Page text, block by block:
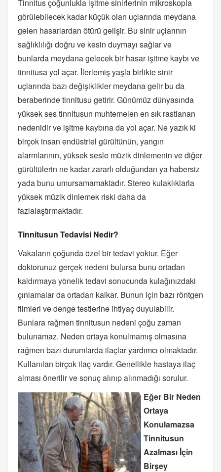
Tinnitus çoğunlukla işitme sinirlerinin mikroskopla
görülebilecek kadar küçük olan uçlarında meydana
gelen hasarlardan ötürü gelişir. Bu sinir uçlarının
sağlıklılığı doğru ve kesin duymayı sağlar ve
bunlarda meydana gelecek bir hasar işitme kaybı ve
tinnitusa yol açar. İlerlemiş yaşla birlikte sinir
uçlarında bazı değişiklikler meydana gelir bu da
beraberinde tinnitusu getirir. Günümüz dünyasında
yüksek ses tinnitusun muhtemelen en sık rastlanan
nedenidir ve işitme kaybına da yol açar. Ne yazık ki
birçok insan endüstriel gürültünün, yangın
alarmlarının, yüksek sesle müzik dinlemenin ve diğer
gürültülerin ne kadar zararlı olduğundan ya habersiz
yada bunu umursamamaktadır. Stereo kulaklıklarla
yüksek müzik dinlemek riski daha da
fazlalaştırmaktadır.
Tinnitusun Tedavisi Nedir?
Vakaların çoğunda özel bir tedavi yoktur. Eğer
doktorunuz gerçek nedeni bulursa bunu ortadan
kaldırmaya yönelik tedavi sonucunda kulağınızdaki
çınlamalar da ortadan kalkar. Bunun için bazı röntgen
filmleri ve denge testlerine ihtiyaç duyulabilir.
Bunlara rağmen tinnitusun nedeni çoğu zaman
bulunamaz. Neden ortaya konulmamış olmasına
rağmen bazı durumlarda ilaçlar yardımcı olmaktadır.
Kullanılan birçok ilaç vardır. Genellikle hastaya ilaç
alması önerilir ve sonuç alınıp alınmadığı sorulur.
Eğer Bir Neden
Ortaya
Konulamazsa
Tinnitusun
Azalması İçin
Birşey